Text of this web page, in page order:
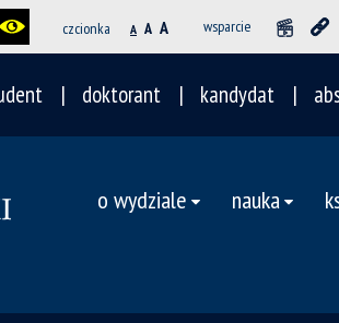
czcionka A A A wsparcie
doktorant kandydat
o wydziale nauka